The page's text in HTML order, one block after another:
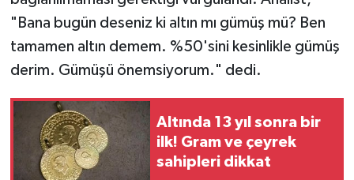
"Bana bugün deseniz ki altın mı gümüş mü? Ben
tamamen altın demem. %50'sini kesinlikle gümüş
derim. Gümüşü önemsiyorum." dedi.
Altında 13 yıl sonra bir
ilk! Gram ve çeyrek
sahipleri dikkat